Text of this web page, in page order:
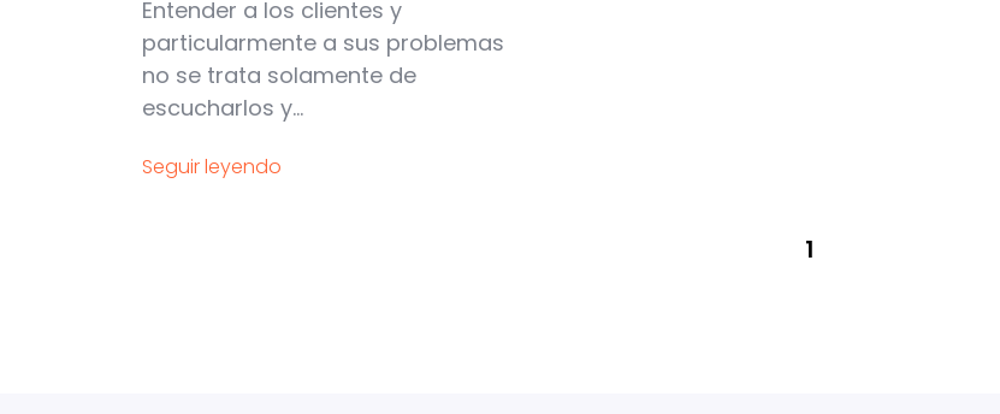
Entender a los clientes y
particularmente a sus problemas
no se trata solamente de
escucharlos y...
Seguir leyendo
1